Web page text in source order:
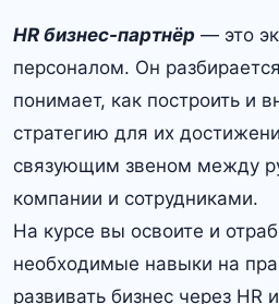
HR бизнес-партнёр — это
персоналом. Он
понимает, как построить и
стратегию для их
связующим звеном между
компании и сотрудниками.
На курсе вы освоите и
необходимые навыки на
развивать бизнес через HR